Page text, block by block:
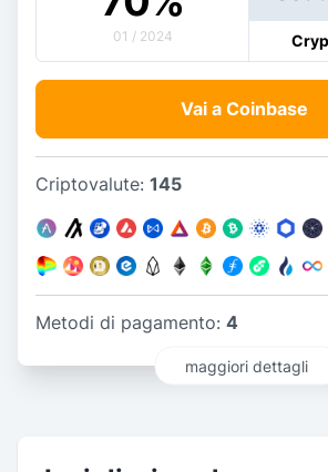
01 / 2024
Vai a Coinbase
Criptovalute: 145
Metodi di pagamento: 4
maggiori dettagli